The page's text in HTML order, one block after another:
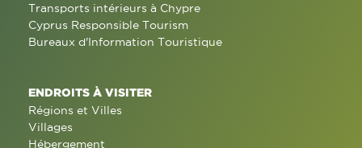
Transports intérieurs à Chypre
Cyprus Responsible Tourism
Bureaux d'Information Touristique
ENDROITS À VISITER
Régions et Villes
Villages
Hébergement